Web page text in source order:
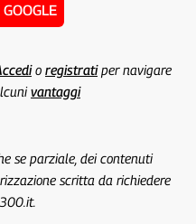
o registratiper navigare
vantaggi
se parziale, dei contenuti
scritta da richiedere